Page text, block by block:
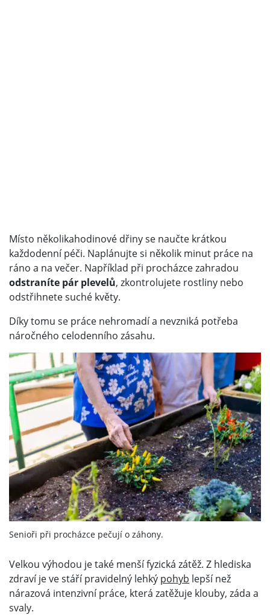
Místo několikahodinové dřiny se naučte krátkou
každodenní péči. Naplánujte si několik minut práce na
ráno a na večer. Například při procházce zahradou
odstraníte pár plevelů, zkontrolujete rostliny nebo
odstřihnete suché květy.
Díky tomu se práce nehromadí a nevzniká potřeba
náročného celodenního zásahu.
i
Senioři při procházce pečují o záhony.
Velkou výhodou je také menší fyzická zátěž. Z hlediska
zdraví je ve stáří pravidelný lehký pohyb lepší než
nárazová intenzivní práce, která zatěžuje klouby, záda a
svaly.